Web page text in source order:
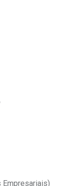
Empresariais)